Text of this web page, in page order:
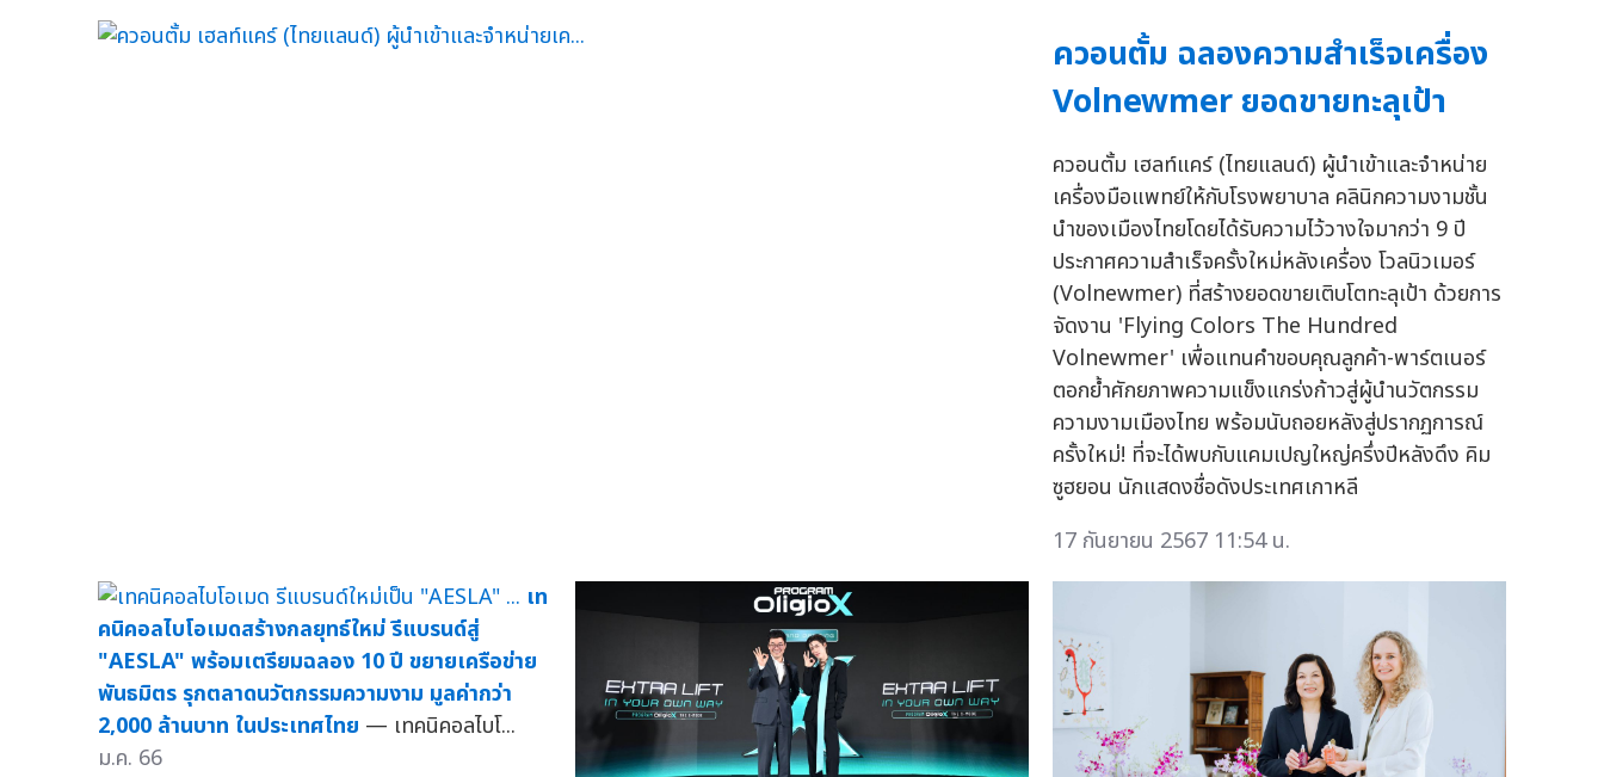
ควอนตั้ม ฉลองความสำเร็จเครื่อง
Volnewmer ยอดขายทะลุเป้า
ควอนตั้ม เฮลท์แคร์ (ไทยแลนด์) ผู้นำเข้าและจำหน่าย
เครื่องมือแพทย์ให้กับโรงพยาบาล คลินิกความงามชั้น
นำของเมืองไทยโดยได้รับความไว้วางใจมากว่า 9 ปี
ประกาศความสำเร็จครั้งใหม่หลังเครื่อง โวลนิวเมอร์
(Volnewmer) ที่สร้างยอดขายเติบโตทะลุเป้า ด้วยการ
จัดงาน 'Flying Colors The Hundred
Volnewmer' เพื่อแทนคำขอบคุณลูกค้า-พาร์ตเนอร์
ตอกย้ำศักยภาพความแข็งแกร่งก้าวสู่ผู้นำนวัตกรรม
ความงามเมืองไทย พร้อมนับถอยหลังสู่ปรากฏการณ์
ครั้งใหม่! ที่จะได้พบกับแคมเปญใหญ่ครึ่งปีหลังดึง คิม
ซูฮยอน นักแสดงชื่อดังประเทศเกาหลี
17 กันยายน 2567 11:54 น.
เท
คนิคอลไบโอเมดสร้างกลยุทธ์ใหม่ รีแบรนด์สู่
"AESLA" พร้อมเตรียมฉลอง 10 ปี ขยายเครือข่าย
พันธมิตร รุกตลาดนวัตกรรมความงาม มูลค่ากว่า
2,000 ล้านบาท ในประเทศไทย — เทคนิคอลไบโ...
ม.ค. 66